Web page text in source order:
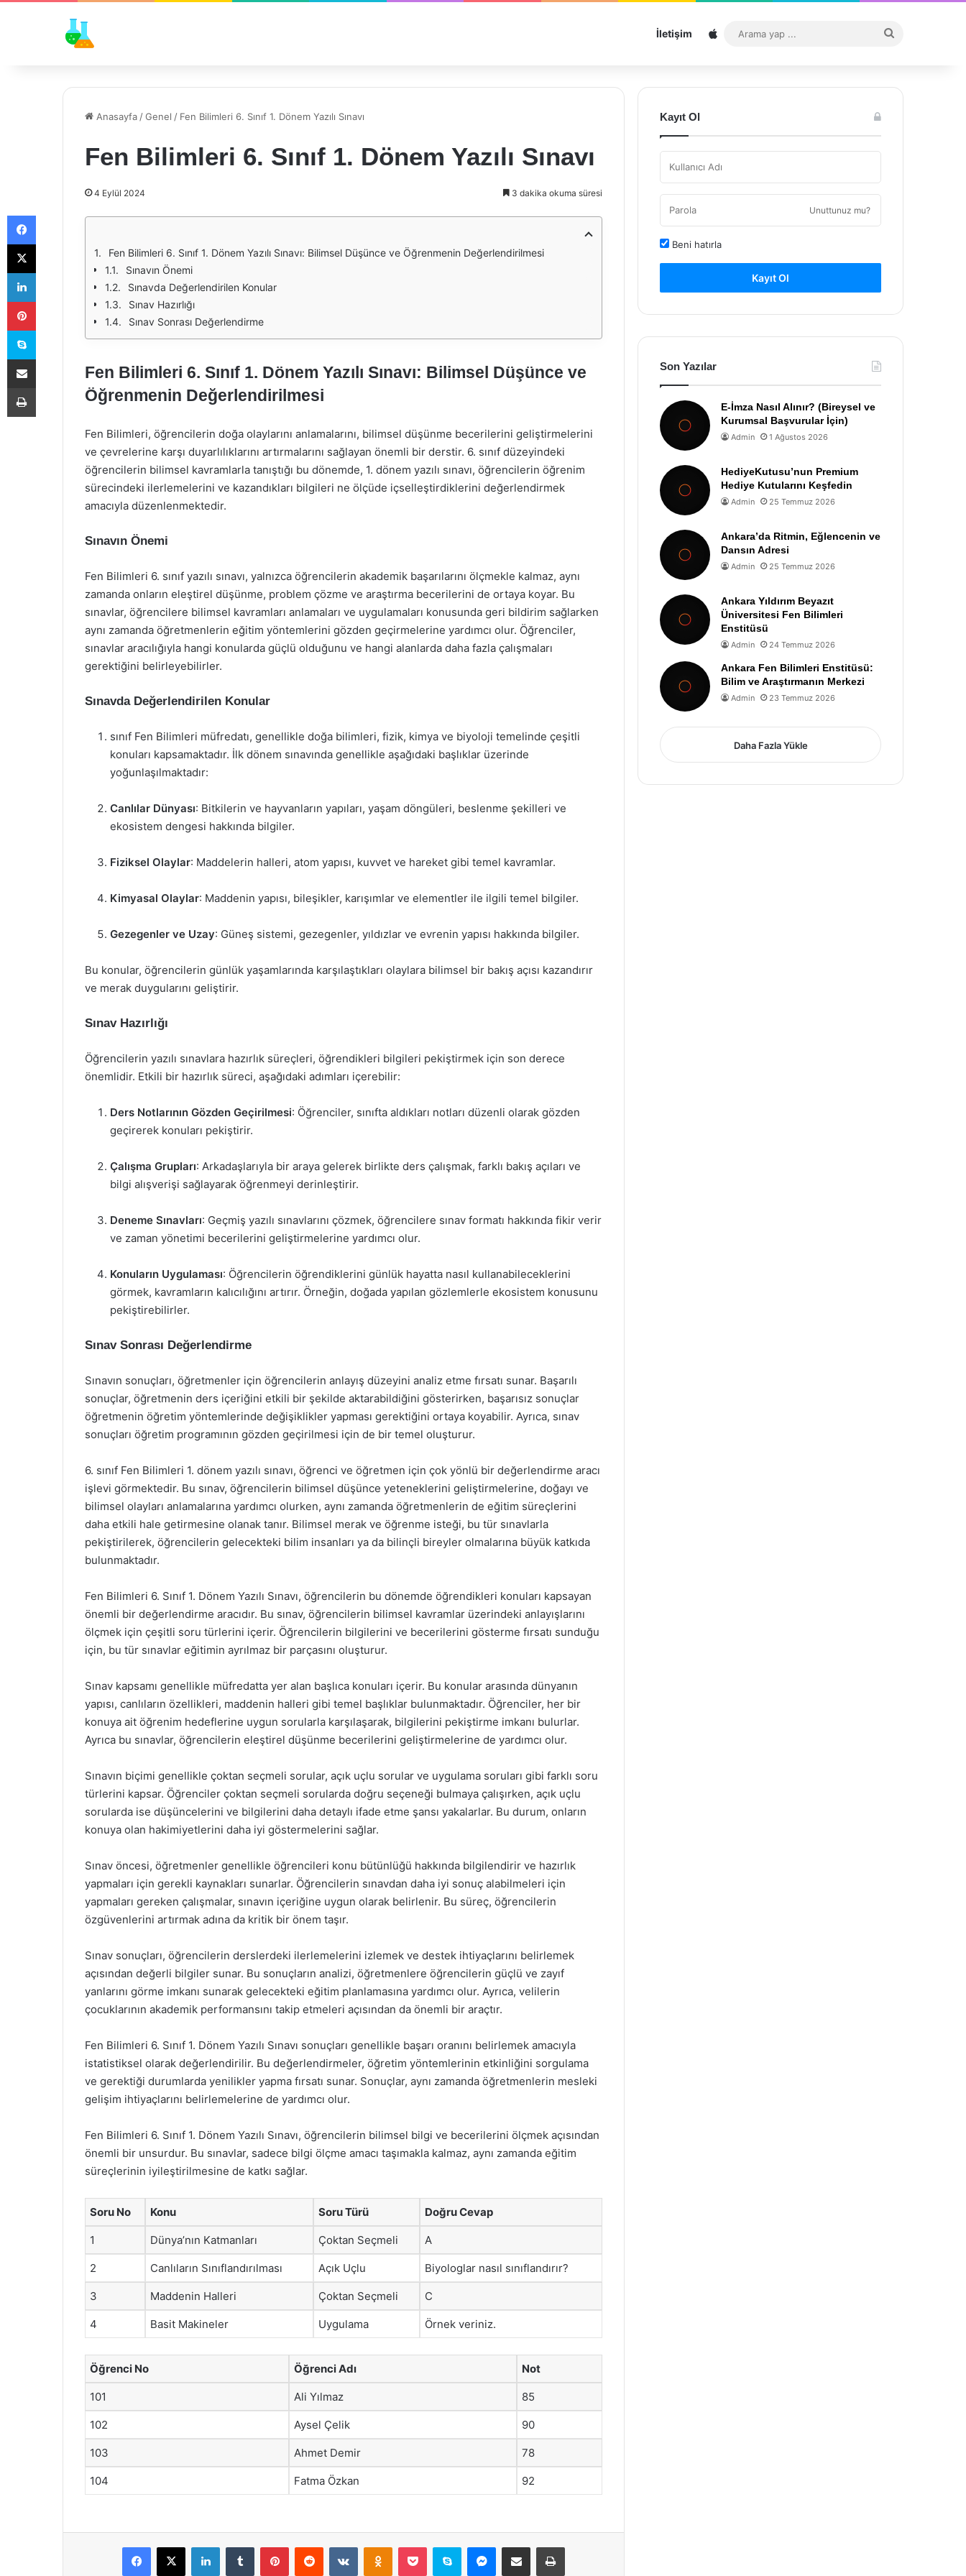
İletişim Sitemap
...
Anasayfa /Genel / Fen Bilimleri 6. Sınıf 1. Dönem Yazılı Sınavı
Fen Bilimleri 6. Sınıf 1. Dönem Yazılı Sınavı
4 Eylül 2024 3 dakika okuma süresi
Fen Bilimleri 6. Sınıf 1. Dönem Yazılı Sınavı: Bilimsel Düşünce ve Öğrenmenin Değerlendirilmesi
Sınavın Önemi
Sınavda Değerlendirilen Konular
Sınav Hazırlığı
Sınav Sonrası Değerlendirme
Fen Bilimleri 6. Sınıf 1. Dönem Yazılı Sınavı: Bilimsel Düşünce ve
Öğrenmenin Değerlendirilmesi
Fen Bilimleri, öğrencilerin doğa olaylarını anlamalarını, bilimsel düşünme becerilerini geliştirmelerini
ve çevrelerine karşı duyarlılıklarını artırmalarını sağlayan önemli bir derstir. 6. sınıf düzeyindeki
öğrencilerin bilimsel kavramlarla tanıştığı bu dönemde, 1. dönem yazılı sınavı, öğrencilerin öğrenim
sürecindeki ilerlemelerini ve kazandıkları bilgileri ne ölçüde içselleştirdiklerini değerlendirmek
amacıyla düzenlenmektedir.
Sınavın Önemi
Fen Bilimleri 6. sınıf yazılı sınavı, yalnızca öğrencilerin akademik başarılarını ölçmekle kalmaz, aynı
zamanda onların eleştirel düşünme, problem çözme ve araştırma becerilerini de ortaya koyar. Bu
sınavlar, öğrencilere bilimsel kavramları anlamaları ve uygulamaları konusunda geri bildirim sağlarken
aynı zamanda öğretmenlerin eğitim yöntemlerini gözden geçirmelerine yardımcı olur. Öğrenciler,
sınavlar aracılığıyla hangi konularda güçlü olduğunu ve hangi alanlarda daha fazla çalışmaları
gerektiğini belirleyebilirler.
Sınavda Değerlendirilen Konular
sınıf Fen Bilimleri müfredatı, genellikle doğa bilimleri, fizik, kimya ve biyoloji temelinde çeşitli
konuları kapsamaktadır. İlk dönem sınavında genellikle aşağıdaki başlıklar üzerinde
yoğunlaşılmaktadır:
Canlılar Dünyası: Bitkilerin ve hayvanların yapıları, yaşam döngüleri, beslenme şekilleri ve
ekosistem dengesi hakkında bilgiler.
Fiziksel Olaylar: Maddelerin halleri, atom yapısı, kuvvet ve hareket gibi temel kavramlar.
Kimyasal Olaylar: Maddenin yapısı, bileşikler, karışımlar ve elementler ile ilgili temel bilgiler.
Gezegenler ve Uzay: Güneş sistemi, gezegenler, yıldızlar ve evrenin yapısı hakkında bilgiler.
Bu konular, öğrencilerin günlük yaşamlarında karşılaştıkları olaylara bilimsel bir bakış açısı kazandırır
ve merak duygularını geliştirir.
Sınav Hazırlığı
Öğrencilerin yazılı sınavlara hazırlık süreçleri, öğrendikleri bilgileri pekiştirmek için son derece
önemlidir. Etkili bir hazırlık süreci, aşağıdaki adımları içerebilir:
Ders Notlarının Gözden Geçirilmesi: Öğrenciler, sınıfta aldıkları notları düzenli olarak gözden
geçirerek konuları pekiştirir.
Çalışma Grupları: Arkadaşlarıyla bir araya gelerek birlikte ders çalışmak, farklı bakış açıları ve
bilgi alışverişi sağlayarak öğrenmeyi derinleştirir.
Deneme Sınavları: Geçmiş yazılı sınavlarını çözmek, öğrencilere sınav formatı hakkında fikir verir
ve zaman yönetimi becerilerini geliştirmelerine yardımcı olur.
Konuların Uygulaması: Öğrencilerin öğrendiklerini günlük hayatta nasıl kullanabileceklerini
görmek, kavramların kalıcılığını artırır. Örneğin, doğada yapılan gözlemlerle ekosistem konusunu
pekiştirebilirler.
Sınav Sonrası Değerlendirme
Sınavın sonuçları, öğretmenler için öğrencilerin anlayış düzeyini analiz etme fırsatı sunar. Başarılı
sonuçlar, öğretmenin ders içeriğini etkili bir şekilde aktarabildiğini gösterirken, başarısız sonuçlar
öğretmenin öğretim yöntemlerinde değişiklikler yapması gerektiğini ortaya koyabilir. Ayrıca, sınav
sonuçları öğretim programının gözden geçirilmesi için de bir temel oluşturur.
6. sınıf Fen Bilimleri 1. dönem yazılı sınavı, öğrenci ve öğretmen için çok yönlü bir değerlendirme aracı
işlevi görmektedir. Bu sınav, öğrencilerin bilimsel düşünce yeteneklerini geliştirmelerine, doğayı ve
bilimsel olayları anlamalarına yardımcı olurken, aynı zamanda öğretmenlerin de eğitim süreçlerini
daha etkili hale getirmesine olanak tanır. Bilimsel merak ve öğrenme isteği, bu tür sınavlarla
pekiştirilerek, öğrencilerin gelecekteki bilim insanları ya da bilinçli bireyler olmalarına büyük katkıda
bulunmaktadır.
Fen Bilimleri 6. Sınıf 1. Dönem Yazılı Sınavı, öğrencilerin bu dönemde öğrendikleri konuları kapsayan
önemli bir değerlendirme aracıdır. Bu sınav, öğrencilerin bilimsel kavramlar üzerindeki anlayışlarını
ölçmek için çeşitli soru türlerini içerir. Öğrencilerin bilgilerini ve becerilerini gösterme fırsatı sunduğu
için, bu tür sınavlar eğitimin ayrılmaz bir parçasını oluşturur.
Sınav kapsamı genellikle müfredatta yer alan başlıca konuları içerir. Bu konular arasında dünyanın
yapısı, canlıların özellikleri, maddenin halleri gibi temel başlıklar bulunmaktadır. Öğrenciler, her bir
konuya ait öğrenim hedeflerine uygun sorularla karşılaşarak, bilgilerini pekiştirme imkanı bulurlar.
Ayrıca bu sınavlar, öğrencilerin eleştirel düşünme becerilerini geliştirmelerine de yardımcı olur.
Sınavın biçimi genellikle çoktan seçmeli sorular, açık uçlu sorular ve uygulama soruları gibi farklı soru
türlerini kapsar. Öğrenciler çoktan seçmeli sorularda doğru seçeneği bulmaya çalışırken, açık uçlu
sorularda ise düşüncelerini ve bilgilerini daha detaylı ifade etme şansı yakalarlar. Bu durum, onların
konuya olan hakimiyetlerini daha iyi göstermelerini sağlar.
Sınav öncesi, öğretmenler genellikle öğrencileri konu bütünlüğü hakkında bilgilendirir ve hazırlık
yapmaları için gerekli kaynakları sunarlar. Öğrencilerin sınavdan daha iyi sonuç alabilmeleri için
yapmaları gereken çalışmalar, sınavın içeriğine uygun olarak belirlenir. Bu süreç, öğrencilerin
özgüvenlerini artırmak adına da kritik bir önem taşır.
Sınav sonuçları, öğrencilerin derslerdeki ilerlemelerini izlemek ve destek ihtiyaçlarını belirlemek
açısından değerli bilgiler sunar. Bu sonuçların analizi, öğretmenlere öğrencilerin güçlü ve zayıf
yanlarını görme imkanı sunarak gelecekteki eğitim planlamasına yardımcı olur. Ayrıca, velilerin
çocuklarının akademik performansını takip etmeleri açısından da önemli bir araçtır.
Fen Bilimleri 6. Sınıf 1. Dönem Yazılı Sınavı sonuçları genellikle başarı oranını belirlemek amacıyla
istatistiksel olarak değerlendirilir. Bu değerlendirmeler, öğretim yöntemlerinin etkinliğini sorgulama
ve gerektiği durumlarda yenilikler yapma fırsatı sunar. Sonuçlar, aynı zamanda öğretmenlerin mesleki
gelişim ihtiyaçlarını belirlemelerine de yardımcı olur.
Fen Bilimleri 6. Sınıf 1. Dönem Yazılı Sınavı, öğrencilerin bilimsel bilgi ve becerilerini ölçmek açısından
önemli bir unsurdur. Bu sınavlar, sadece bilgi ölçme amacı taşımakla kalmaz, aynı zamanda eğitim
süreçlerinin iyileştirilmesine de katkı sağlar.
Soru No Konu Soru Türü Doğru Cevap
1 Dünya’nın Katmanları Çoktan Seçmeli A
2 Canlıların Sınıflandırılması Açık Uçlu Biyologlar nasıl sınıflandırır?
3 Maddenin Halleri Çoktan Seçmeli C
4 Basit Makineler Uygulama Örnek veriniz.
Öğrenci No Öğrenci Adı Not
101 Ali Yılmaz 85
102 Aysel Çelik 90
103 Ahmet Demir 78
104 Fatma Özkan 92
Facebook
X LinkedInTumblr PinterestReddit VKontakteOdnoklassniki
Pocket Skype Messenger
E-Posta ile paylaş Yazdır
Kayıt Ol
Unuttunuz mu?
Beni hatırla
Kayıt Ol
Son Yazılar
E-İmza Nasıl Alınır? (Bireysel ve
Kurumsal Başvurular İçin)
Admin 1 Ağustos 2026
HediyeKutusu’nun Premium
Hediye Kutularını Keşfedin
Admin 25 Temmuz 2026
Ankara’da Ritmin, Eğlencenin ve
Dansın Adresi
Admin 25 Temmuz 2026
Ankara Yıldırım Beyazıt
Üniversitesi Fen Bilimleri
Enstitüsü
Admin 24 Temmuz 2026
Ankara Fen Bilimleri Enstitüsü:
Bilim ve Araştırmanın Merkezi
Admin 23 Temmuz 2026
Daha Fazla Yükle
Facebook
X
LinkedIn
Pinterest
Skype
E-Posta ile paylaş